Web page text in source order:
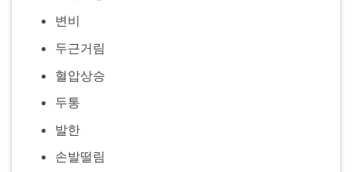
변비
두근거림
혈압상승
두통
발한
손발떨림